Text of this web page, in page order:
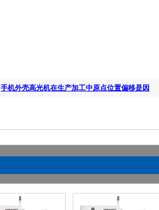
手机外壳高光机在生产加工中原点位置偏移是因